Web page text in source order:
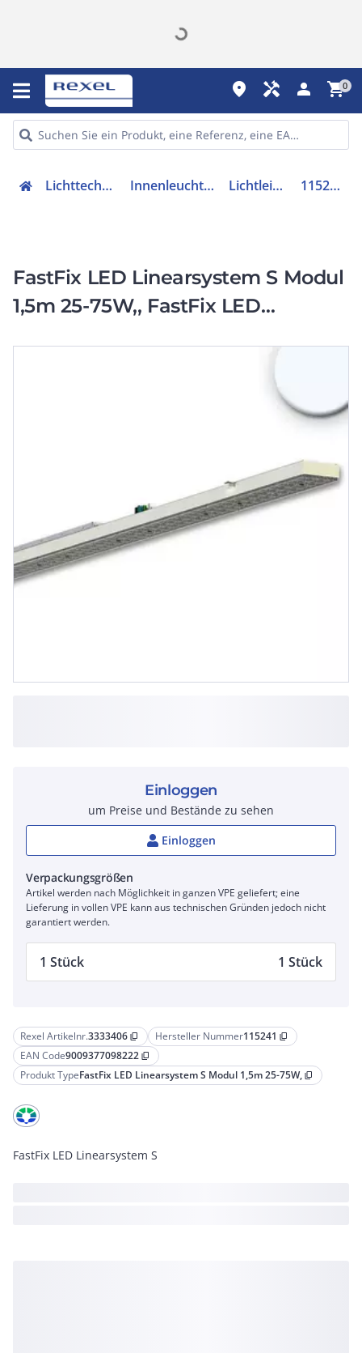
place handyman person shopping_cart0
Lichttechnik Innenleuchten Lichtleiste 115241
FastFix LED Linearsystem S Modul
1,5m 25-75W,, FastFix LED
Rexel Artikelnr.3333406 content_copy Hersteller Nummer115241 content_copy
EAN Code9009377098222 content_copy
Produkt TypeFastFix LED Linearsystem S Modul 1,5m 25-75W, content_copy
FastFix LED Linearsystem S
Einloggen
um Preise und Bestände zu sehen
Einloggen
Verpackungsgrößen
Artikel werden nach Möglichkeit in ganzen VPE geliefert; eine
Lieferung in vollen VPE kann aus technischen Gründen jedoch nicht
garantiert werden.
1 Stück 1 Stück